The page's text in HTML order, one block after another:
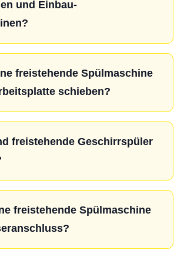
und Einbau-
freistehende Spülmaschine
schieben?
freistehende Geschirrspüler
freistehende Spülmaschine